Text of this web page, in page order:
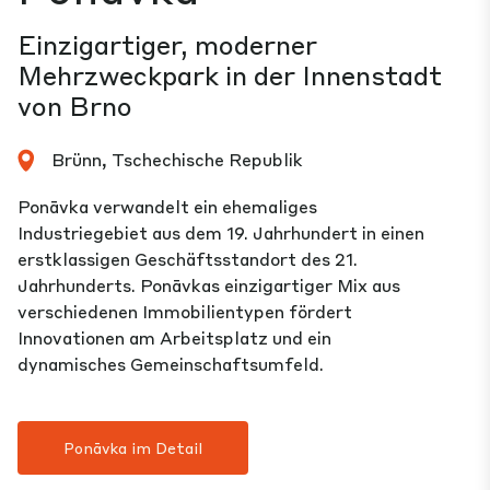
Einzigartiger, moderner
Mehrzweckpark in der Innenstadt
von Brno
Brünn, Tschechische Republik
Ponāvka verwandelt ein ehemaliges
Industriegebiet aus dem 19. Jahrhundert in einen
erstklassigen Geschäftsstandort des 21.
Jahrhunderts. Ponāvkas einzigartiger Mix aus
verschiedenen Immobilientypen fördert
Innovationen am Arbeitsplatz und ein
dynamisches Gemeinschaftsumfeld.
Ponāvka im Detail